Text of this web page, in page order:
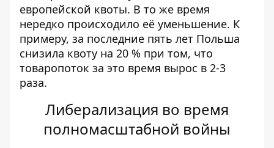
европейской квоты. В то же время
нередко происходило её уменьшение. К
примеру, за последние пять лет Польша
снизила квоту на 20 % при том, что
товаропоток за это время вырос в 2-3
раза.
Либерализация во время
полномасштабной войны